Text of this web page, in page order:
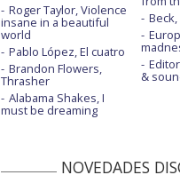
Roger Taylor, Violence
insane in a beautiful
world
Pablo López, El cuatro
Brandon Flowers,
Thrasher
Alabama Shakes, I
must be dreaming
&
NOVEDADES